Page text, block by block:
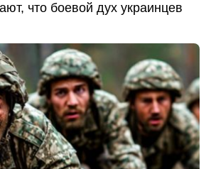
что боевой дух украинцев